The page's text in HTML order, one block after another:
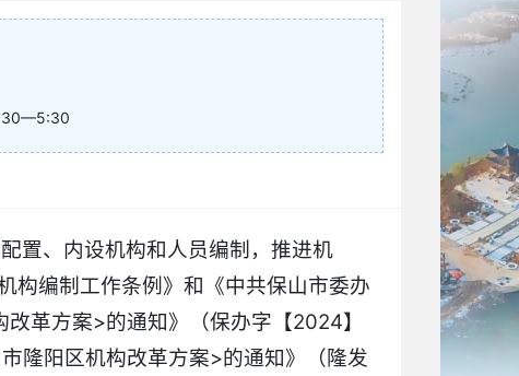
置、内设机构和人员编制，推进机
构编制工作条例》和《中共保山市委办
革方案>的通知》（保办字【2024】
隆阳区机构改革方案>的通知》（隆发